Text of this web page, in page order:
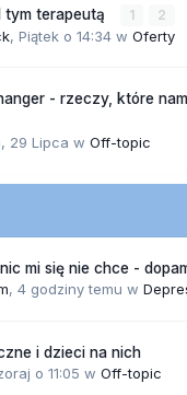
tym terapeutą 1 2
, Piątek o 14:34 w Oferty
- rzeczy, które
, 29 Lipca w Off-topic
mi się nie chce -
, 4 godziny temu w
i dzieci na nich
o 11:05 w Off-topic